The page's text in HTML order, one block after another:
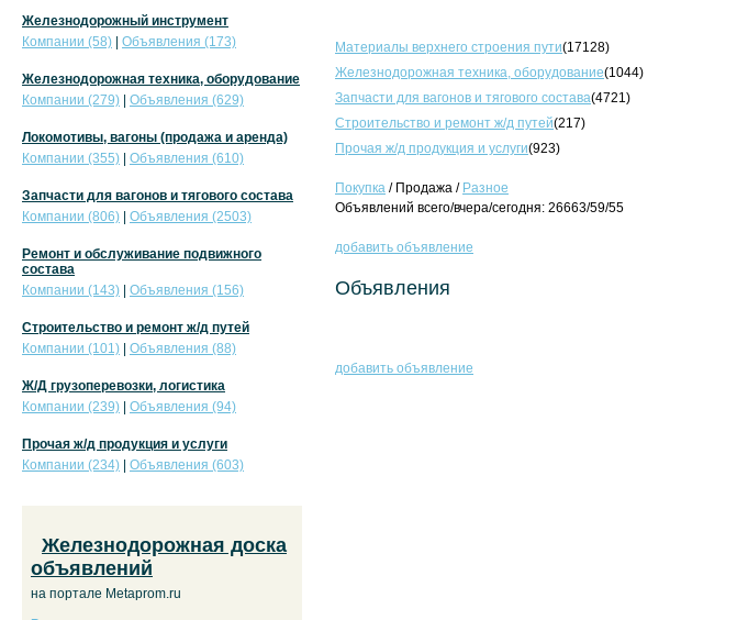
Материалы верхнего строения пути(17128)
Железнодорожная техника, оборудование(1044)
Запчасти для вагонов и тягового состава(4721)
Строительство и ремонт ж/д путей(217)
Прочая ж/д продукция и услуги(923)
Покупка / Продажа / Разное
Объявлений всего/вчера/сегодня: 26663/59/55
добавить объявление
Объявления
добавить объявление
Железнодорожный инструмент
Компании (58)
Объявления (173)
Железнодорожная техника, оборудование
Компании (279)
Объявления (629)
Локомотивы, вагоны (продажа и аренда)
Компании (355)
Объявления (610)
Запчасти для вагонов и тягового состава
Компании (806)
Объявления (2503)
Ремонт и обслуживание подвижного
состава
Компании (143)
Объявления (156)
Строительство и ремонт ж/д путей
Компании (101)
Объявления (88)
Ж/Д грузоперевозки, логистика
Компании (239)
Объявления (94)
Прочая ж/д продукция и услуги
Компании (234)
Объявления (603)
Железнодорожная доска
объявлений
на портале Metaprom.ru